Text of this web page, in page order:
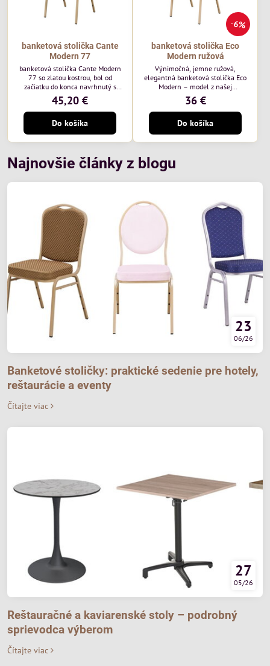
banketová stolička Cante
Modern 77
banketová stolička Cante Modern
77 so zlatou kostrou, bol od
začiatku do konca navrhnutý s
ohľadom na elegantné a
sofistikované priestory pre
pohostinstvá. Má zlatý rám a
čalúnenie Moss 07 od poľskej
značky Davis – béžová farba s
mäkkým povrchom je ideálna do
kombinuje klasický dizajn s
modernou funkčnosťou. Je odolná,
45,20 €
Do košíka
6%
banketová stolička Eco
Modern ružová
Výnimočná, jemne ružová,
elegantná banketová stolička Eco
Modern – model z našej
ekonomicky výhodnej rady. Táto
nová verzia je ešte lepšie
prispôsobená potrebám moderných
pohostinských priestorov, ako sú
hotely a reštaurácie. Medzi jej
charakteristické znaky patrí
gramážou 210 g/m2, odolný
oceľový rám, stohovateľný až 19
36 €
Do košíka
Najnovšie články z blogu
23
06/26
Banketové stoličky: praktické sedenie pre hotely,
reštaurácie a eventy
Čítajte viac
27
05/26
Reštauračné a kaviarenské stoly – podrobný
sprievodca výberom
Čítajte viac